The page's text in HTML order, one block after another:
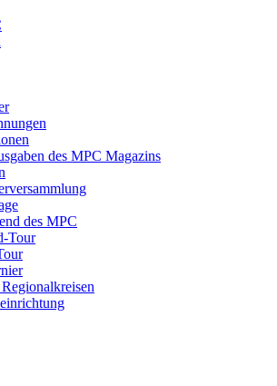
des MPC Magazins
des MPC
Tour